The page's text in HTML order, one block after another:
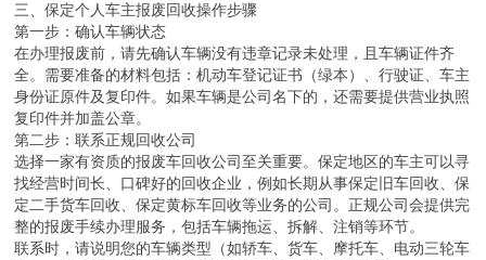
三、保定个人车主报废回收操作步骤
第一步：确认车辆状态
在办理报废前，请先确认车辆没有违章记录未处理，且车辆证件齐
全。需要准备的材料包括：机动车登记证书（绿本）、行驶证、车主
身份证原件及复印件。如果车辆是公司名下的，还需要提供营业执照
复印件并加盖公章。
第二步：联系正规回收公司
选择一家有资质的报废车回收公司至关重要。保定地区的车主可以寻
找经营时间长、口碑好的回收企业，例如长期从事保定旧车回收、保
定二手货车回收、保定黄标车回收等业务的公司。正规公司会提供完
整的报废手续办理服务，包括车辆拖运、拆解、注销等环节。
联系时，请说明您的车辆类型（如轿车、货车、摩托车、电动三轮车